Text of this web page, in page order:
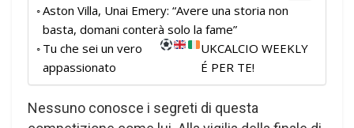
Aston Villa, Unai Emery: “Avere una storia non
basta, domani conterà solo la fame”
Tu che sei un vero
appassionato
UKCALCIO WEEKLY
É PER TE!
Nessuno conosce i segreti di questa